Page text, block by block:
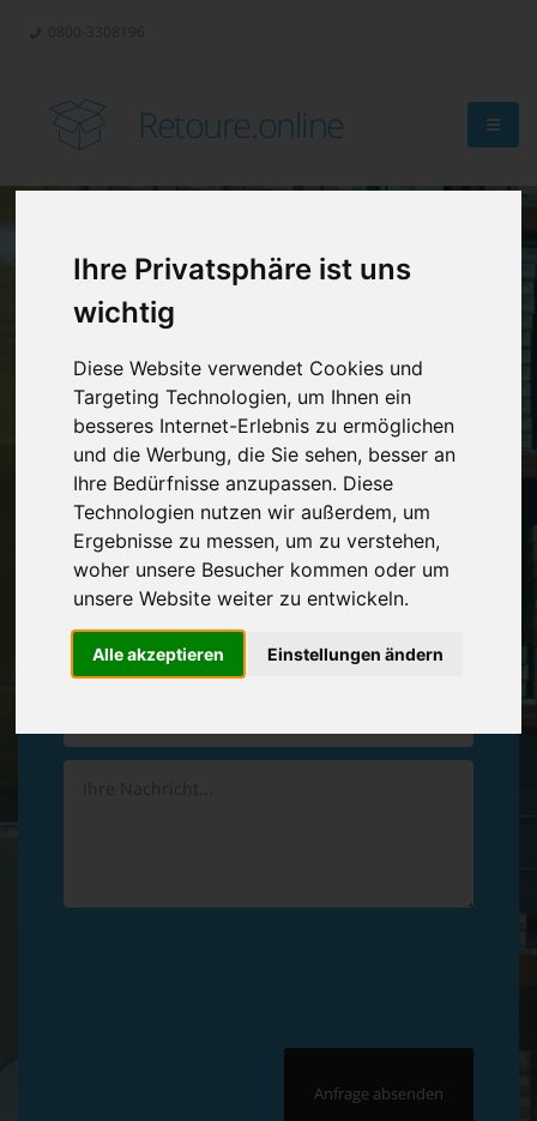
Ihre Privatsphäre ist uns
wichtig
Diese Website verwendet Cookies und
Targeting Technologien, um Ihnen ein
besseres Internet-Erlebnis zu ermöglichen
und die Werbung, die Sie sehen, besser an
Ihre Bedürfnisse anzupassen. Diese
Technologien nutzen wir außerdem, um
Ergebnisse zu messen, um zu verstehen,
woher unsere Besucher kommen oder um
unsere Website weiter zu entwickeln.
Alle akzeptieren Einstellungen ändern
Retoure.online
Retouren-
Management?
Vereinbaren Sie einenRückruf
Hinterlassen Sie uns gern eine persönliche Nachricht.